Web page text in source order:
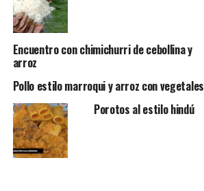
Encuentro con chimichurri de cebollina y
arroz
Pollo estilo marroqui y arroz con vegetales
Porotos al estilo hindú